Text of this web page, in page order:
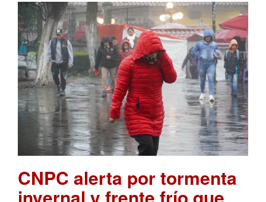
CNPC alerta por tormenta
invernal y frente frío que